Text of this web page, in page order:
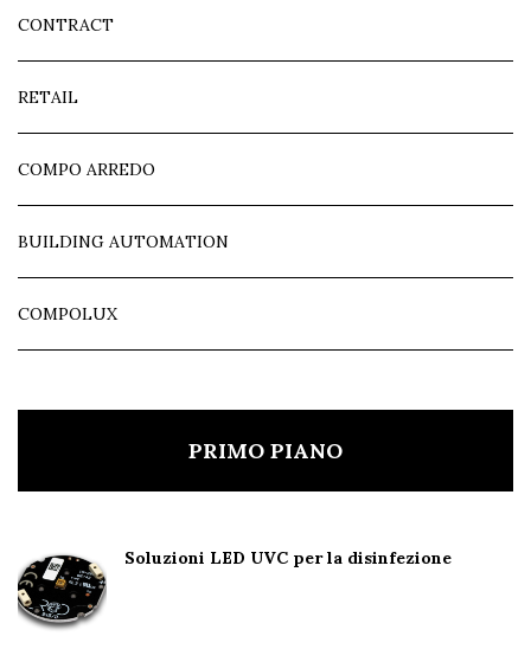
CONTRACT
RETAIL
COMPO ARREDO
BUILDING AUTOMATION
COMPOLUX
PRIMO PIANO
Soluzioni LED UVC per la disinfezione